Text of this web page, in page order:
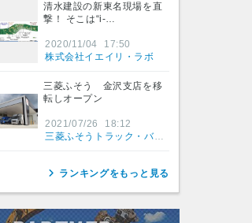
清水建設の新東名現場を直
撃！ そこは“i-…
2020/11/04
17:50
株式会社イエイリ・ラボ
三菱ふそう 金沢支店を移
転しオープン
2021/07/26
18:12
三菱ふそうトラック・バス株式会社
ランキングをもっと見る